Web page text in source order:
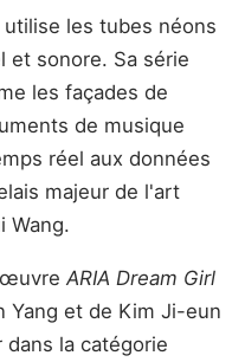
utilise les tubes néons
et sonore. Sa série
les façades de
de musique
réel aux données
majeur de l'art
Wang.
ARIA Dream Girl
Yang et de Kim Ji-eun
la catégorie